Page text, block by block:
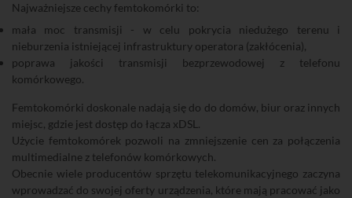
Najważniejsze cechy femtokomórki to:
mała moc transmisji - w celu pokrycia niedużego terenu i
nieburzenia istniejącej infrastruktury operatora (zakłócenia),
poprawa jakości transmisji bezprzewodowej z telefonu
komórkowego.
Femtokomórki doskonale nadają się do do domów, biur oraz innych
miejsc, gdzie jest dostęp do łącza xDSL.
Użycie femtokomórek pozwoli na zmniejszenie cen za połączenia
multimedialne z telefonów komórkowych.
Obecnie wiele producentów sprzętu telekomunikacyjnego zaczyna
wprowadzać do swojej oferty urządzenia, które mają pracować jako